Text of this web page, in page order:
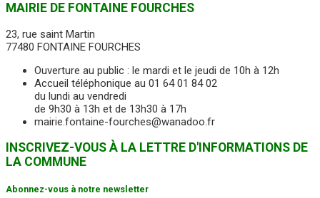
MAIRIE DE FONTAINE FOURCHES
23, rue saint Martin
77480 FONTAINE FOURCHES
Ouverture au public : le mardi et le jeudi de 10h à 12h
Accueil téléphonique au 01 64 01 84 02
du lundi au vendredi
de 9h30 à 13h et de 13h30 à 17h
mairie.fontaine-fourches@wanadoo.fr
INSCRIVEZ-VOUS À LA LETTRE D'INFORMATIONS DE
LA COMMUNE
Abonnez-vous à notre newsletter